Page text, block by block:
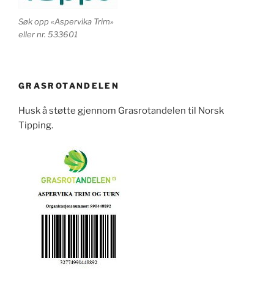
Søk opp «Aspervika Trim»
eller nr. 533601
GRASROTANDELEN
Husk å støtte gjennom Grasrotandelen til Norsk
Tipping.